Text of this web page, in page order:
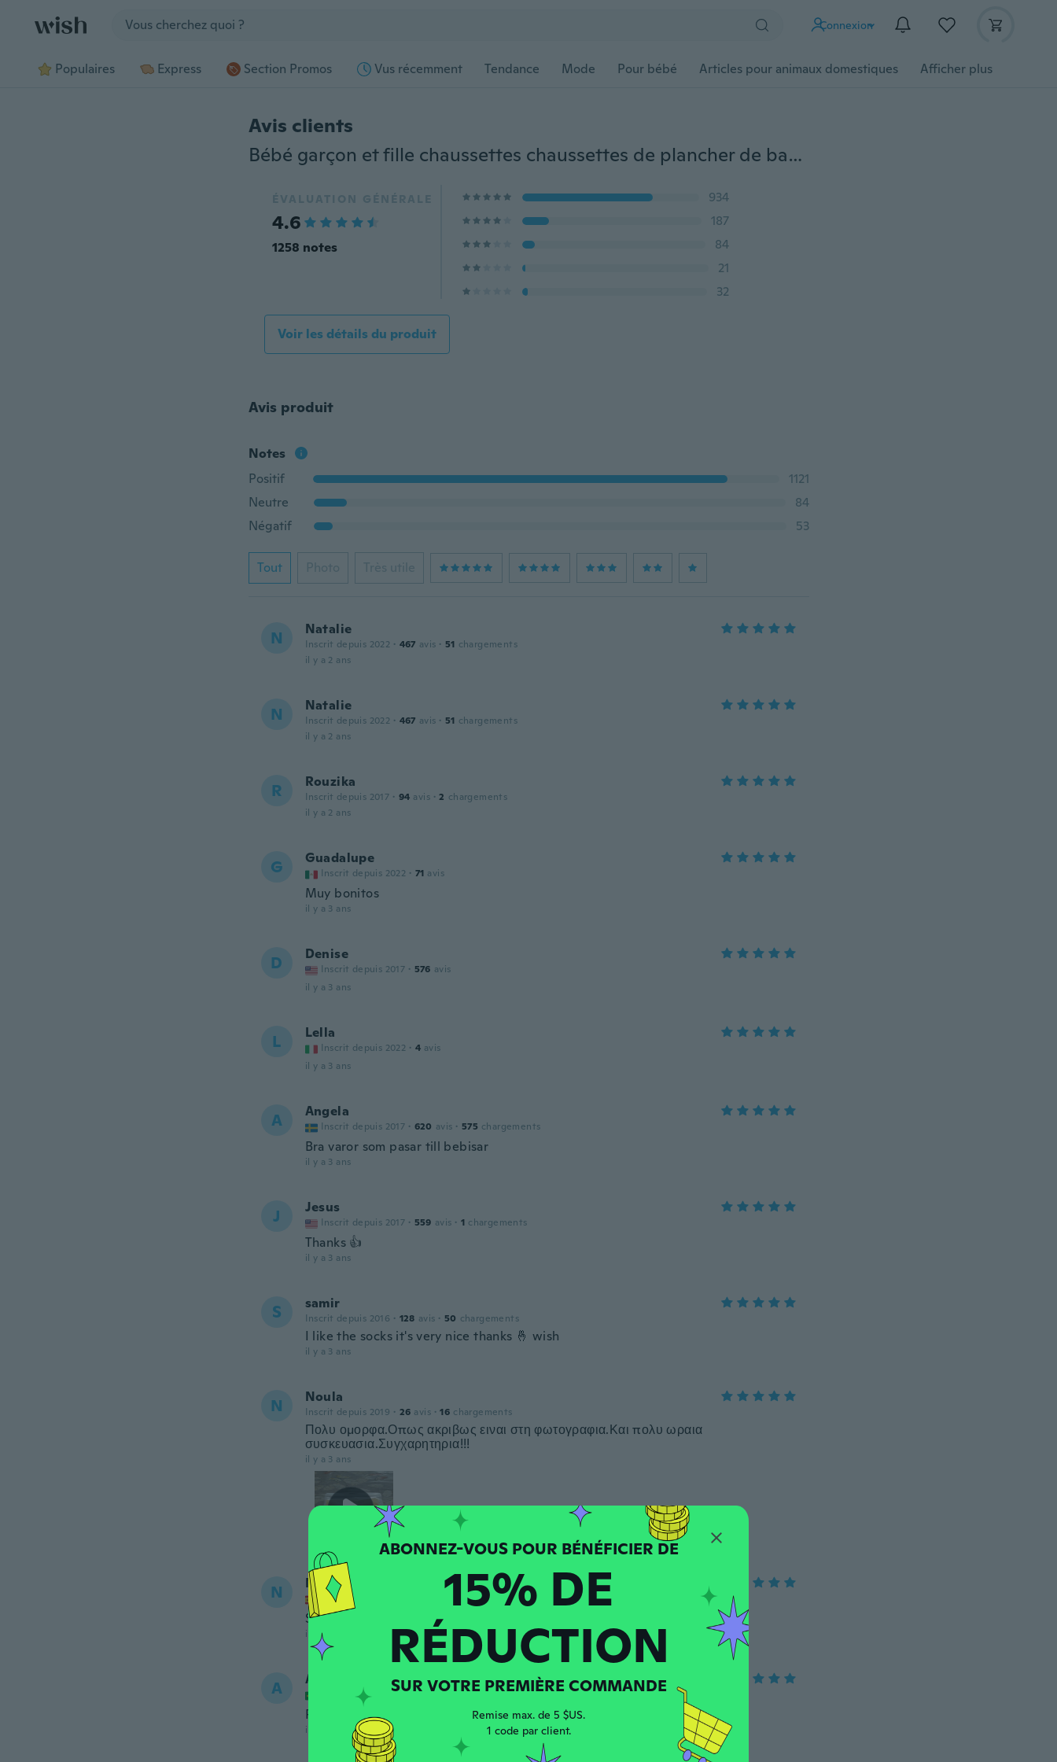
Connexion
Populaires Express Section Promos Vus récemment Tendance Mode Pour bébé Articles pour animaux domestiques Afficher plus
Avis clients
Bébé garçon et fille chaussettes chaussettes de plancher de bas de page de fond de bande dessinée nouveau-né antidérapante 6-18 mois infantile tête de dessin animé mignon
ÉVALUATION GÉNÉRALE
4.6
1258 notes
934
187
84
21
32
Voir les détails du produit
Avis produit
Notes
Positif
1121
Neutre
84
Négatif
53
Tout Photo Très utile
N Natalie
Inscrit depuis 2022 · 467 avis · 51 chargements
il y a 2 ans
N Natalie
Inscrit depuis 2022 · 467 avis · 51 chargements
il y a 2 ans
R Rouzika
Inscrit depuis 2017 · 94 avis · 2 chargements
il y a 2 ans
G Guadalupe
Inscrit depuis 2022 · 71 avis
Muy bonitos
il y a 3 ans
D Denise
Inscrit depuis 2017 · 576 avis
il y a 3 ans
L Lella
Inscrit depuis 2022 · 4 avis
il y a 3 ans
A Angela
Inscrit depuis 2017 · 620 avis · 575 chargements
Bra varor som pasar till bebisar
il y a 3 ans
J Jesus
Inscrit depuis 2017 · 559 avis · 1 chargements
Thanks 👍
il y a 3 ans
S samir
Inscrit depuis 2016 · 128 avis · 50 chargements
I like the socks it's very nice thanks 🤞 wish
il y a 3 ans
N Noula
Inscrit depuis 2019 · 26 avis · 16 chargements
Πολυ ομορφα.Οπως ακριβως ειναι στη φωτογραφια.Και πολυ ωραια
συσκευασια.Συγχαρητηρια!!!
il y a 3 ans
N Noemi
Inscrit depuis 2021
Son los segundos que compró y son monísimos
il y a 3 ans
A ANDERSOM
Inscrit depuis 2022 · 2 avis
Produto é muito bom. Boa qualidade
il y a 3 ans
15% DE
RÉDUCTION
SUR VOTRE PREMIÈRE COMMANDE
Remise max. de 5 $US.
1 code par client.